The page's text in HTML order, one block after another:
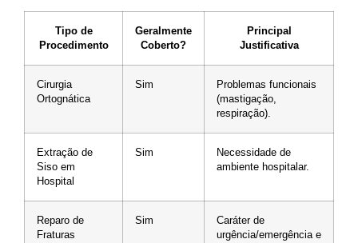
Tipo de
Procedimento
Geralmente
Coberto?
Principal
Justificativa
Cirurgia
Ortognática
Sim
Problemas funcionais
(mastigação,
respiração).
Extração de
Siso em
Hospital
Sim
Necessidade de
ambiente hospitalar.
Reparo de
Fraturas
Sim
Caráter de
urgência/emergência e